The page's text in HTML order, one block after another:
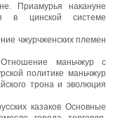
Приамурья накануне
в цинской системе
чжурчженских племен
маньчжур с
политике маньчжур
трона и эволюция
казаков Основные